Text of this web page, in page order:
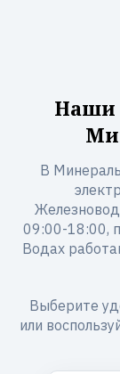
Наши
В
09:00-18:00,
Водах
Выберите
или